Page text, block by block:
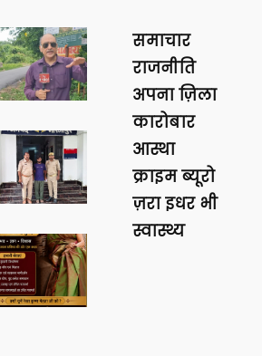
समाचार
राजनीति
अपना ज़िला
कारोबार
आस्था
क्राइम ब्यूरो
ज़रा इधर भी
स्वास्थ्य